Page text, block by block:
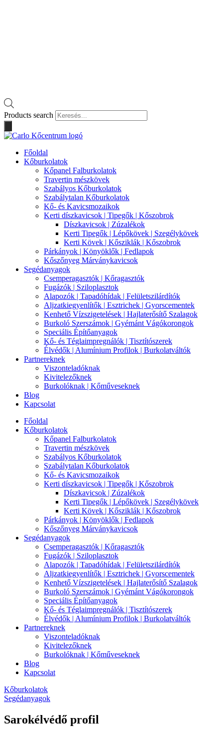
Products search
Főoldal
Kőburkolatok
Kőpanel Falburkolatok
Travertin mészkövek
Szabályos Kőburkolatok
Szabálytalan Kőburkolatok
Kő- és Kavicsmozaikok
Kerti díszkavicsok | Tipegők | Kőszobrok
Díszkavicsok | Zúzalékok
Kerti Tipegők | Lépőkövek | Szegélykövek
Kerti Kövek | Kősziklák | Kőszobrok
Párkányok | Könyöklők | Fedlapok
Kőszőnyeg Márványkavicsok
Segédanyagok
Csemperagasztók | Kőragasztók
Fugázók | Sziloplasztok
Alapozók | Tapadóhídak | Felületszilárdítók
Aljzatkiegyenlítők | Esztrichek | Gyorscementek
Kenhető Vízszigetelések | Hajlaterősítő Szalagok
Burkoló Szerszámok | Gyémánt Vágókorongok
Speciális Építőanyagok
Kő- és Téglaimpregnálók | Tisztítószerek
Élvédők | Alumínium Profilok | Burkolatváltók
Partnereknek
Viszonteladóknak
Kivitelezőknek
Burkolóknak | Kőműveseknek
Blog
Kapcsolat
Főoldal
Kőburkolatok
Kőpanel Falburkolatok
Travertin mészkövek
Szabályos Kőburkolatok
Szabálytalan Kőburkolatok
Kő- és Kavicsmozaikok
Kerti díszkavicsok | Tipegők | Kőszobrok
Díszkavicsok | Zúzalékok
Kerti Tipegők | Lépőkövek | Szegélykövek
Kerti Kövek | Kősziklák | Kőszobrok
Párkányok | Könyöklők | Fedlapok
Kőszőnyeg Márványkavicsok
Segédanyagok
Csemperagasztók | Kőragasztók
Fugázók | Sziloplasztok
Alapozók | Tapadóhídak | Felületszilárdítók
Aljzatkiegyenlítők | Esztrichek | Gyorscementek
Kenhető Vízszigetelések | Hajlaterősítő Szalagok
Burkoló Szerszámok | Gyémánt Vágókorongok
Speciális Építőanyagok
Kő- és Téglaimpregnálók | Tisztítószerek
Élvédők | Alumínium Profilok | Burkolatváltók
Partnereknek
Viszonteladóknak
Kivitelezőknek
Burkolóknak | Kőműveseknek
Blog
Kapcsolat
Kőburkolatok
Segédanyagok
Sarokélvédő profil